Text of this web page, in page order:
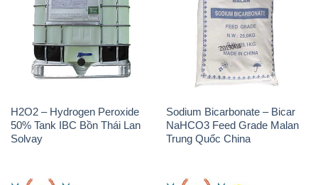
H2O2 – Hydrogen Peroxide
50% Tank IBC Bồn Thái Lan
Solvay
Sodium Bicarbonate – Bicar
NaHCO3 Feed Grade Malan
Trung Quốc China